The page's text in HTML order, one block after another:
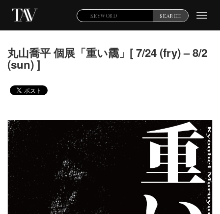
SEARCH
丸山喬平 個展「重い靄」[ 7/24 (fry) – 8/2
(sun) ]